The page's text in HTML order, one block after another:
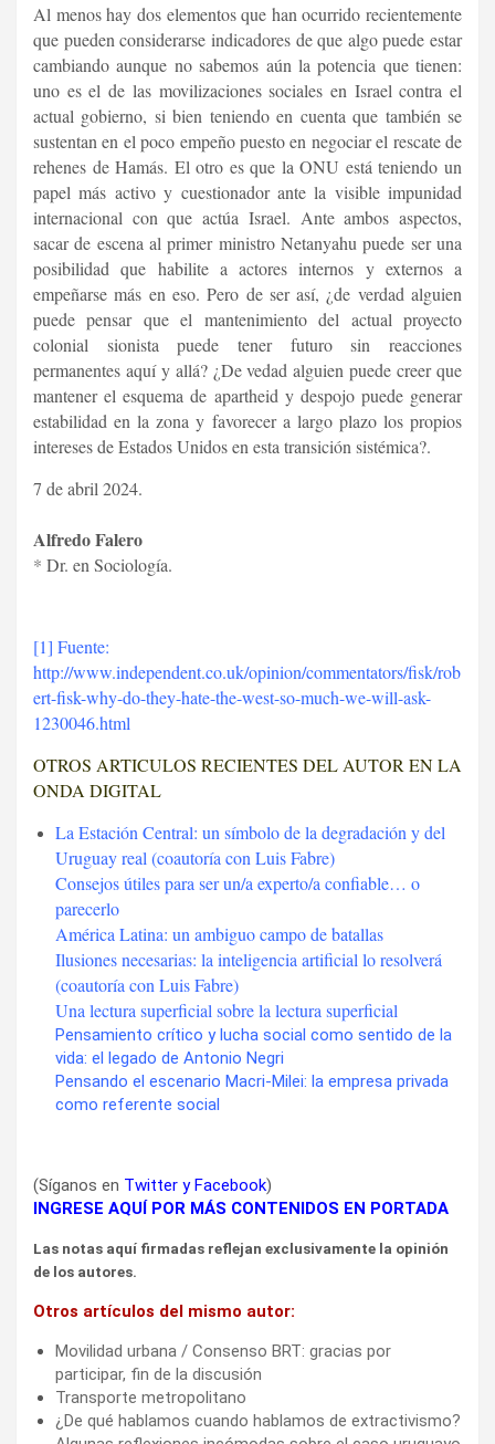
Al menos hay dos elementos que han ocurrido recientemente
que pueden considerarse indicadores de que algo puede estar
cambiando aunque no sabemos aún la potencia que tienen:
uno es el de las movilizaciones sociales en Israel contra el
actual gobierno, si bien teniendo en cuenta que también se
sustentan en el poco empeño puesto en negociar el rescate de
rehenes de Hamás. El otro es que la ONU está teniendo un
papel más activo y cuestionador ante la visible impunidad
internacional con que actúa Israel. Ante ambos aspectos,
sacar de escena al primer ministro Netanyahu puede ser una
posibilidad que habilite a actores internos y externos a
empeñarse más en eso. Pero de ser así, ¿de verdad alguien
puede pensar que el mantenimiento del actual proyecto
colonial sionista puede tener futuro sin reacciones
permanentes aquí y allá? ¿De vedad alguien puede creer que
mantener el esquema de apartheid y despojo puede generar
estabilidad en la zona y favorecer a largo plazo los propios
intereses de Estados Unidos en esta transición sistémica?.
7 de abril 2024.
Alfredo Falero
* Dr. en Sociología.
[1] Fuente:
http://www.independent.co.uk/opinion/commentators/fisk/rob
ert-fisk-why-do-they-hate-the-west-so-much-we-will-ask-
1230046.html
OTROS ARTICULOS RECIENTES DEL AUTOR EN LA
ONDA DIGITAL
La Estación Central: un símbolo de la degradación y del
Uruguay real (coautoría con Luis Fabre)
Consejos útiles para ser un/a experto/a confiable… o
parecerlo
América Latina: un ambiguo campo de batallas
Ilusiones necesarias: la inteligencia artificial lo resolverá
(coautoría con Luis Fabre)
Una lectura superficial sobre la lectura superficial
Pensamiento crítico y lucha social como sentido de la
vida: el legado de Antonio Negri
Pensando el escenario Macri-Milei: la empresa privada
como referente social
(Síganos en Twitter yFacebook)
INGRESE AQUÍ POR MÁS CONTENIDOS EN PORTADA
Las notas aquí firmadas reflejan exclusivamente la opinión
de los autores.
Otros artículos del mismo autor:
Movilidad urbana / Consenso BRT: gracias por
participar, fin de la discusión
Transporte metropolitano
¿De qué hablamos cuando hablamos de extractivismo?